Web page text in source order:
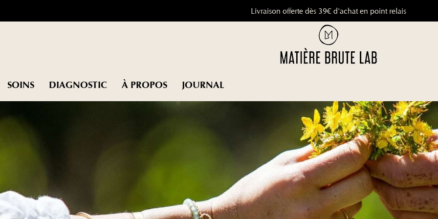
9.8/10
Livraison offerte dès 39€ d'achat en point relais
SOINS DIAGNOSTIC À PROPOS JOURNAL